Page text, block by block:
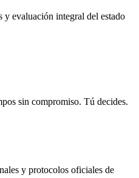
y evaluación integral del estado
sin compromiso. Tú decides.
y protocolos oficiales de